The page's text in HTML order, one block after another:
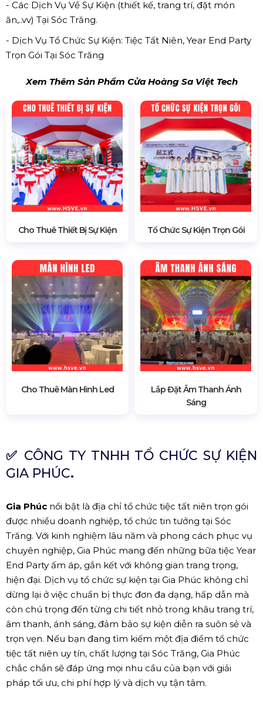
- Các Dịch Vụ Về Sự Kiện (thiết kế, trang trí, đặt món
ăn,..vv) Tại Sóc Trăng.
- Dịch Vụ Tổ Chức Sự Kiện: Tiệc Tất Niên, Year End Party
Trọn Gói Tại Sóc Trăng
Xem Thêm Sản Phẩm Cửa Hoàng Sa Việt Tech
Cho Thuê Thiết Bị Sự Kiện Tổ Chức Sự Kiện Trọn Gói
Cho Thuê Màn Hình Led
Lắp Đặt Âm Thanh Ánh
Sáng
✅ CÔNG TY TNHH TỔ CHỨC SỰ KIỆN
GIA PHÚC.
Gia Phúc nổi bật là địa chỉ tổ chức tiệc tất niên trọn gói
được nhiều doanh nghiệp, tổ chức tin tưởng tại Sóc
Trăng. Với kinh nghiệm lâu năm và phong cách phục vụ
chuyên nghiệp, Gia Phúc mang đến những bữa tiệc Year
End Party ấm áp, gắn kết với không gian trang trọng,
hiện đại. Dịch vụ tổ chức sự kiện tại Gia Phúc không chỉ
dừng lại ở việc chuẩn bị thực đơn đa dạng, hấp dẫn mà
còn chú trọng đến từng chi tiết nhỏ trong khâu trang trí,
âm thanh, ánh sáng, đảm bảo sự kiện diễn ra suôn sẻ và
trọn vẹn. Nếu bạn đang tìm kiếm một địa điểm tổ chức
tiệc tất niên uy tín, chất lượng tại Sóc Trăng, Gia Phúc
chắc chắn sẽ đáp ứng mọi nhu cầu của bạn với giải
pháp tối ưu, chi phí hợp lý và dịch vụ tận tâm.